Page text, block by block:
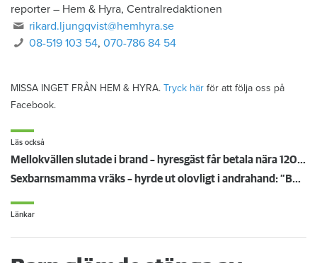
reporter – Hem & Hyra, Centralredaktionen
rikard.ljungqvist@hemhyra.se
08-519 103 54,070-786 84 54
MISSA INGET FRÅN HEM & HYRA. Tryck här för att följa oss på
Facebook.
Läs också
Mellokvällen slutade i brand – hyresgäst får betala nära 120 000 kronor
Sexbarnsmamma vräks – hyrde ut olovligt i andrahand: ”Borde tas större hänsyn till barnen”
Länkar